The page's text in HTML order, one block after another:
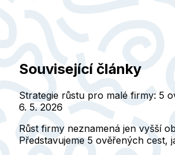
Související články
Strategie růstu pro malé firmy: 5
6. 5. 2026
Růst firmy neznamená jen vyšší
Představujeme 5 ověřených